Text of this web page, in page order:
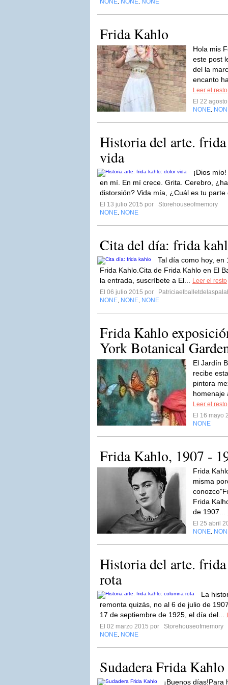
NONE NONE NONE
Frida Kahlo
Hola mis
este post
del la
encanto
Leer el resto
El 22
NONE
Historia del arte.
vida
¡Dios
en mí. En mí crece. Grita. Cerebro,
distorsión? Vida mía, ¿Cuál es tu
El 13 julio 2015 por
Storehouseofmemory
NONE NONE
Cita del día: frida
Tal día como hoy, en
Frida Kahlo.Cita de Frida Kahlo en El
la entrada, suscríbete a El...
Leer el resto
El 06 julio 2015 por
NONE NONE NONE
Frida Kahlo
York Botanical
El Jardín
recibe
pintora
homenaje
Leer el resto
El 16 mayo
NONE
Frida Kahlo, 1907 -
Frida
misma
Frida
de 1907...
El 25 abril
NONE
Historia del arte.
rota
La
remonta quizás, no al 6 de julio de
17 de septiembre de 1925, el día del...
El 02 marzo 2015 por
Storehouseofmemory
NONE NONE
Sudadera Frida Kahlo
¡Buenos días!Para